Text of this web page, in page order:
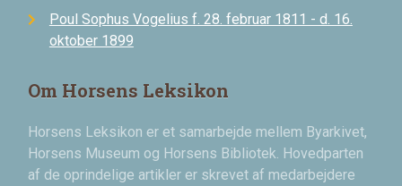
Poul Sophus Vogelius f. 28. februar 1811 - d. 16.
oktober 1899
Om Horsens Leksikon
Horsens Leksikon er et samarbejde mellem Byarkivet,
Horsens Museum og Horsens Bibliotek. Hovedparten
af de oprindelige artikler er skrevet af medarbejdere